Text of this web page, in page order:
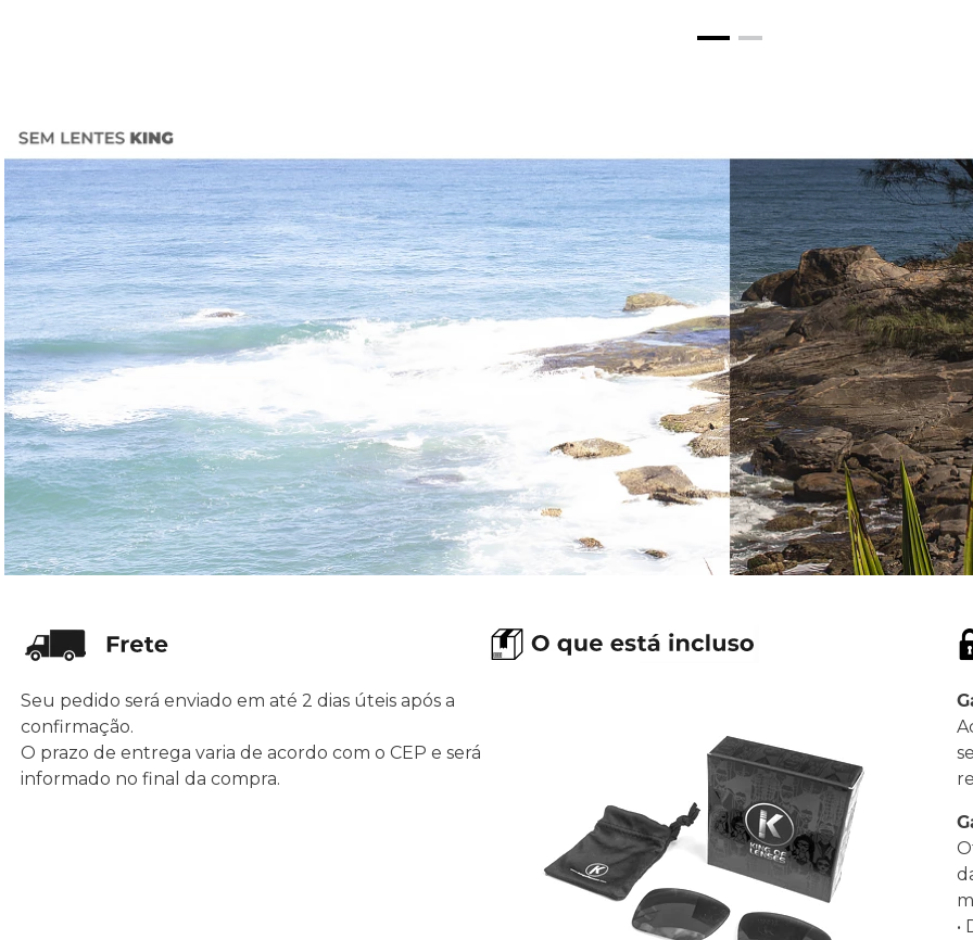
Seu pedido será enviado em até 2 dias úteis após a
confirmação.
O prazo de entrega varia de acordo com o CEP e será
informado no final da compra.
•